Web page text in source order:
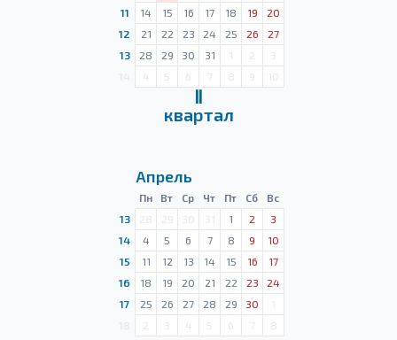
11
14 15 16 17 18 19
20
12
21 22 23 24 25 26
27
13
28 29 30 31 1 2
3
4 5 6 7 8 9 10
Ⅱ
квартал
Апрель
Пн Вт Ср Чт Пт Сб
Вс
13
28 29 30 31 1 2
3
14
4 5 6 7 8 9
10
15
11 12 13 14 15 16
17
16
18 19 20 21 22 23
24
17
25 26 27 28 29 30
1
2 3 4 5 6 7 8